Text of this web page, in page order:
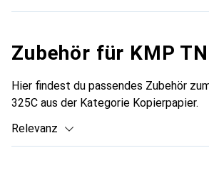
Zubehör für KMP
Hier findest du passendes Zubehör
325C aus der Kategorie Kopierpapier.
Relevanz